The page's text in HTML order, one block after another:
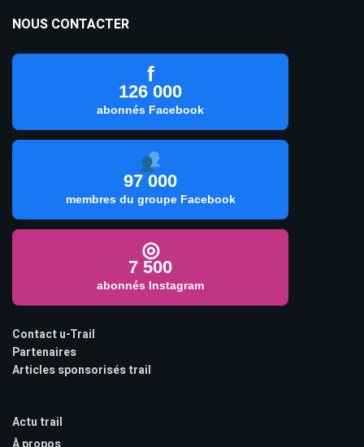
NOUS CONTACTER
f
126 000
abonnés Facebook
97 000
membres du groupe Facebook
◎
7 500
abonnés Instagram
Contact u-Trail
Partenaires
Articles sponsorisés trail
Actu trail